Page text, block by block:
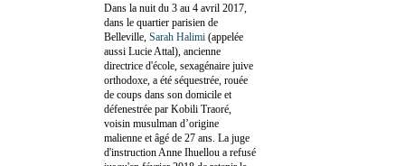
Dans la nuit du 3 au 4 avril 2017,
dans le quartier parisien de
Belleville, Sarah Halimi (appelée
aussi Lucie Attal), ancienne
directrice d'école, sexagénaire juive
orthodoxe, a été séquestrée, rouée
de coups dans son domicile et
défenestrée par Kobili Traoré,
voisin musulman d’origine
malienne et âgé de 27 ans. La juge
d'instruction Anne Ihuellou a refusé